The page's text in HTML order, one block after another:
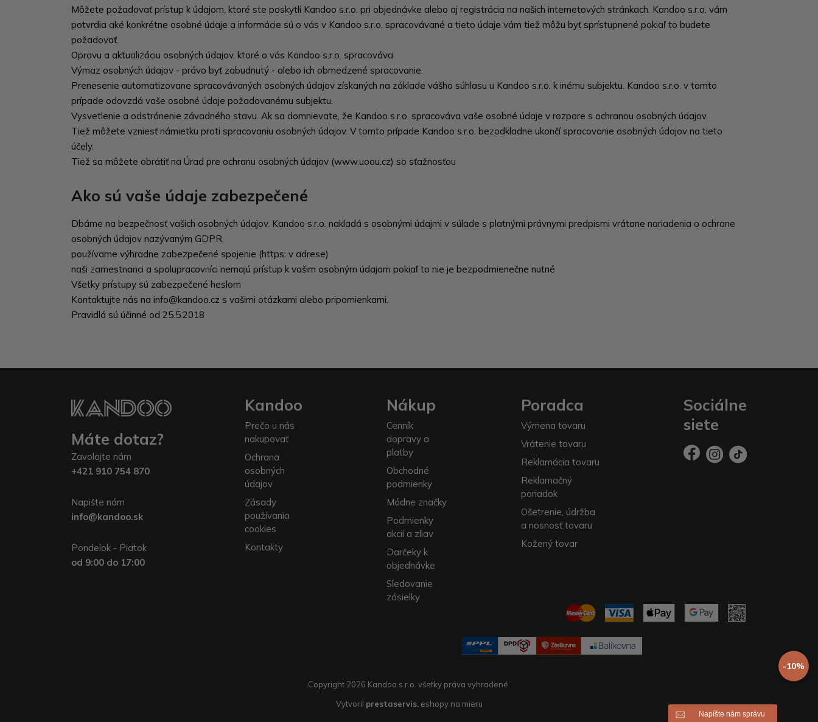
Napíšte nám správu
Môžete požadovať prístup k údajom, ktoré ste poskytli Kandoo s.r.o. pri objednávke alebo aj registrácia na našich internetových stránkach. Kandoo s.r.o. vám
potvrdia aké konkrétne osobné údaje a informácie sú o vás v Kandoo s.r.o. spracovávané a tieto údaje vám tiež môžu byť sprístupnené pokiaľ to budete
požadovať.
Opravu a aktualizáciu osobných údajov, ktoré o vás Kandoo s.r.o. spracováva.
Výmaz osobných údajov - právo byť zabudnutý - alebo ich obmedzené spracovanie.
Prenesenie automatizovane spracovávaných osobných údajov získaných na základe vášho súhlasu u Kandoo s.r.o. k inému subjektu. Kandoo s.r.o. v tomto
prípade odovzdá vaše osobné údaje požadovanému subjektu.
Vysvetlenie a odstránenie závadného stavu. Ak sa domnievate, že Kandoo s.r.o. spracováva vaše osobné údaje v rozpore s ochranou osobných údajov.
Tiež môžete vzniesť námietku proti spracovaniu osobných údajov. V tomto prípade Kandoo s.r.o. bezodkladne ukončí spracovanie osobných údajov na tieto
účely.
Tiež sa môžete obrátiť na Úrad pre ochranu osobných údajov (www.uoou.cz) so sťažnosťou
Ako sú vaše údaje zabezpečené
Dbáme na bezpečnosť vašich osobných údajov. Kandoo s.r.o. nakladá s osobnými údajmi v súlade s platnými právnymi predpismi vrátane nariadenia o ochrane
osobných údajov nazývaným GDPR.
používame výhradne zabezpečené spojenie (https: v adrese)
naši zamestnanci a spolupracovníci nemajú prístup k vašim osobným údajom pokiaľ to nie je bezpodmienečne nutné
Všetky prístupy sú zabezpečené heslom
Kontaktujte nás na info@kandoo.cz s vašimi otázkami alebo pripomienkami.
Pravidlá sú účinné od 25.5.2018
-10%
Máte dotaz?
Zavolajte nám
+421 910 754 870
Napište nám
info@kandoo.sk
Pondelok - Piatok
od 9:00 do 17:00
Kandoo
Prečo u nás
nakupovať
Ochrana
osobných
údajov
Zásady
používania
cookies
Kontakty
Nákup
Cenník
dopravy a
platby
Obchodné
podmienky
Módne značky
Podmienky
akcií a zliav
Darčeky k
objednávke
Sledovanie
zásielky
Poradca
Výmena tovaru
Vrátenie tovaru
Reklamácia tovaru
Reklamačný
poriadok
Ošetrenie, údržba
a nosnosť tovaru
Kožený tovar
Sociálne
siete
Copyright 2026 Kandoo s.r.o. všetky práva vyhradené.
Vytvoril prestaservis. eshopy na mieru